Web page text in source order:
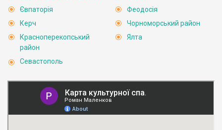
Євпаторія
Керч
Красноперекопський
район
Севастополь
Феодосія
Чорноморський район
Ялта